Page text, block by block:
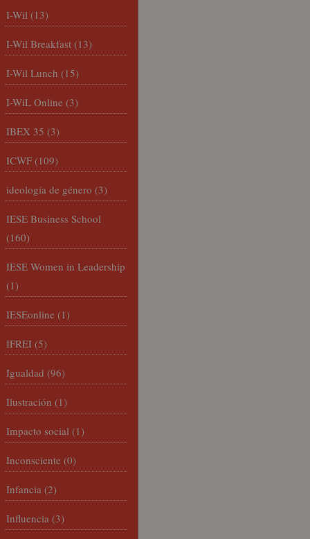
I-Wil (13)
I-Wil Breakfast (13)
I-Wil Lunch (15)
I-WiL Online (3)
IBEX 35 (3)
ICWF (109)
ideología de género (3)
IESE Business School
(160)
IESE Women in Leadership
(1)
IESEonline (1)
IFREI (5)
Igualdad (96)
Ilustración (1)
Impacto social (1)
Inconsciente (0)
Infancia (2)
Influencia (3)